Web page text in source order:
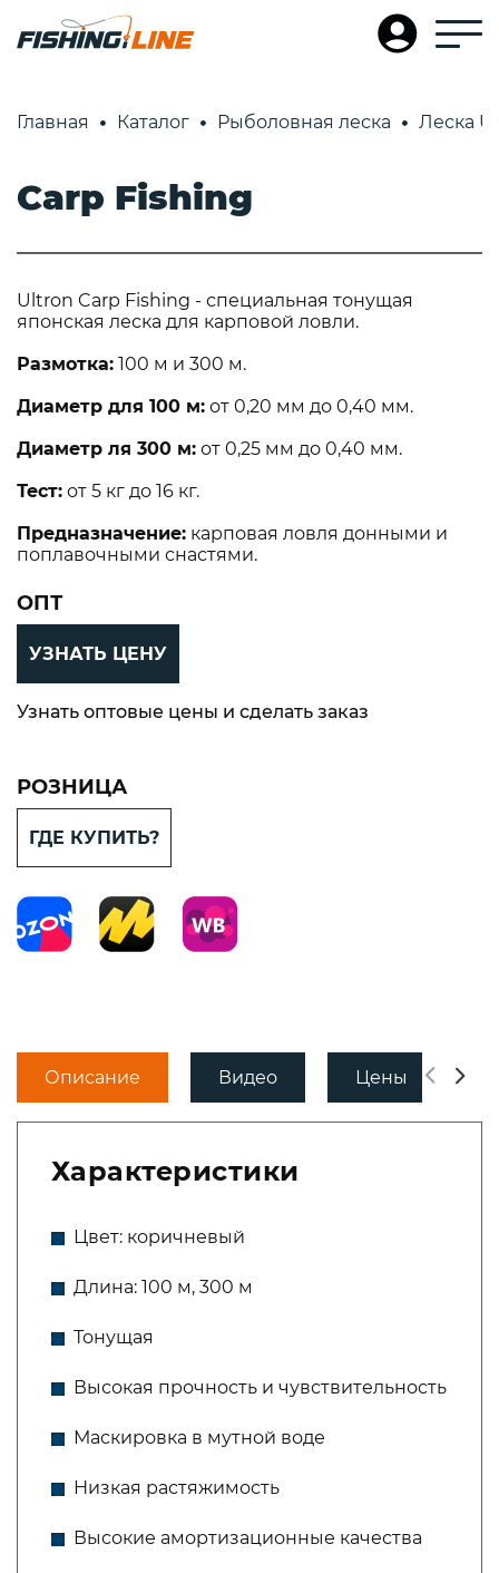
Главная Каталог Рыболовная леска Леска
Carp Fishing
Ultron Carp Fishing - специальная тонущая
японская леска для карповой ловли.
Размотка: 100 м и 300 м.
Диаметр для 100 м: от 0,20 мм до 0,40 мм.
Диаметр ля 300 м: от 0,25 мм до 0,40 мм.
Тест: от 5 кг до 16 кг.
Предназначение: карповая ловля донными и
поплавочными снастями.
ОПТ
УЗНАТЬ ЦЕНУ
Узнать оптовые цены и сделать заказ
РОЗНИЦА
ГДЕ КУПИТЬ?
Описание Видео Цены
Характеристики
Цвет: коричневый
Длина: 100 м, 300 м
Тонущая
Высокая прочность и чувствительность
Маскировка в мутной воде
Низкая растяжимость
Высокие амортизационные качества